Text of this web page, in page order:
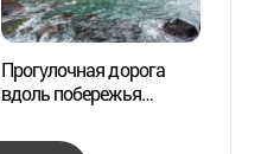
Прогулочная дорога
вдоль побережья
해안산책로)